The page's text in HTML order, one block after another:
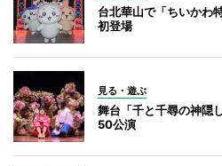
台北華山で「ちいかわ
初登場
見る・遊ぶ
舞台「千と千尋の神隠
50公演